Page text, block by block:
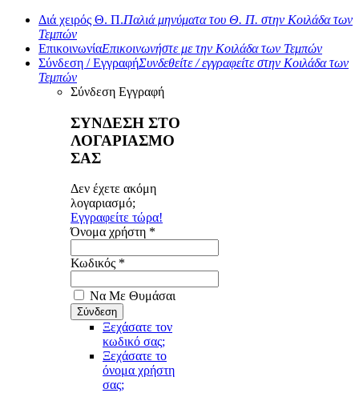
Διά χειρός Θ. Π.Παλιά μηνύματα του Θ. Π. στην Κοιλάδα των
Τεμπών
ΕπικοινωνίαΕπικοινωνήστε με την Κοιλάδα των Τεμπών
Σύνδεση / ΕγγραφήΣυνδεθείτε / εγγραφείτε στην Κοιλάδα των
Τεμπών
Σύνδεση Εγγραφή
ΣΥΝΔΕΣΗ ΣΤΟ
ΛΟΓΑΡΙΑΣΜΟ
ΣΑΣ
Δεν έχετε ακόμη
λογαριασμό;
Εγγραφείτε τώρα!
Όνομα χρήστη *
Κωδικός *
Να Με Θυμάσαι
Ξεχάσατε τον
κωδικό σας;
Ξεχάσατε το
όνομα χρήστη
σας;